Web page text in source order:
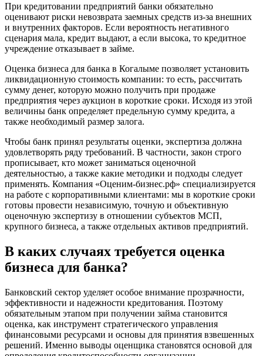
При кредитовании предприятий банки обязательно
оценивают риски невозврата заемных средств из-за внешних
и внутренних факторов. Если вероятность негативного
сценария мала, кредит выдают, а если высока, то кредитное
учреждение отказывает в займе.
Оценка бизнеса для банка в Когалыме позволяет установить
ликвидационную стоимость компании: то есть, рассчитать
сумму денег, которую можно получить при продаже
предприятия через аукцион в короткие сроки. Исходя из этой
величины банк определяет предельную сумму кредита, а
также необходимый размер залога.
Чтобы банк принял результаты оценки, экспертиза должна
удовлетворять ряду требований. В частности, закон строго
прописывает, кто может заниматься оценочной
деятельностью, а также какие методики и подходы следует
применять. Компания «Оценим-бизнес.рф» специализируется
на работе с корпоративными клиентами: мы в короткие сроки
готовы провести независимую, точную и объективную
оценочную экспертизу в отношении субъектов МСП,
крупного бизнеса, а также отдельных активов предприятий.
В каких случаях требуется оценка
бизнеса для банка?
Банковский сектор уделяет особое внимание прозрачности,
эффективности и надежности кредитования. Поэтому
обязательным этапом при получении займа становится
оценка, как инструмент стратегического управления
финансовыми ресурсами и основы для принятия взвешенных
решений. Именно выводы оценщика становятся основой для
Белая Калитва
Белгород
Белебей
Белово
Белорецк
Белореченск
Белоярский
Бердск
Бийск
Биробиджан
Бирск
Бирюч
Благовещенск
Благодарный
Богородицк
Большой Камень
Бор
Борисоглебск
Боровичи
Братск
Бронницы
Брянск